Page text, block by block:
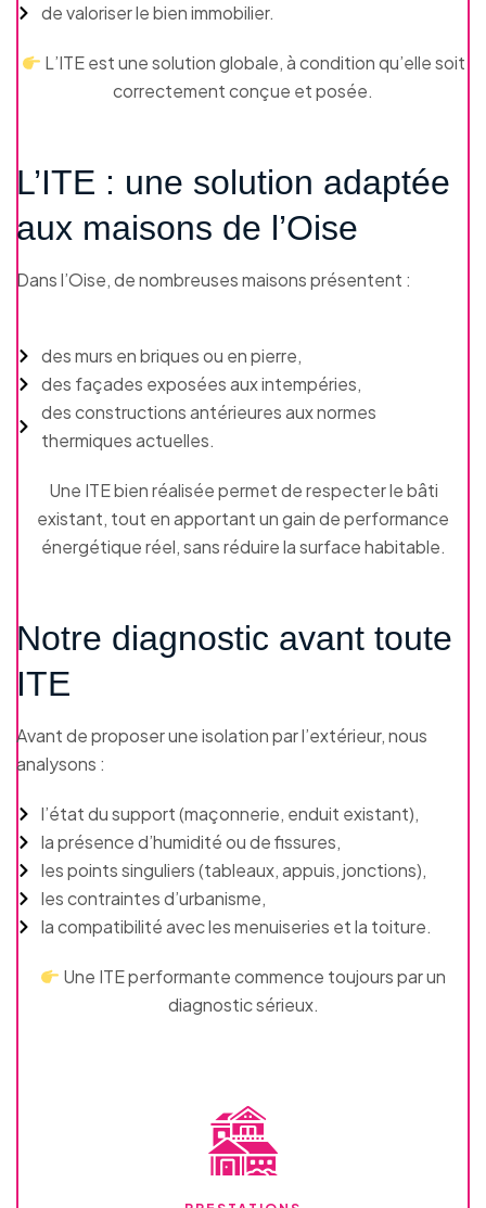
de valoriser le bien immobilier.
L’ITE est une solution globale, à condition qu’elle soit
correctement conçue et posée.
L’ITE : une solution adaptée
aux maisons de l’Oise
Dans l’Oise, de nombreuses maisons présentent :
des murs en briques ou en pierre,
des façades exposées aux intempéries,
des constructions antérieures aux normes
thermiques actuelles.
Une ITE bien réalisée permet de respecter le bâti
existant, tout en apportant un gain de performance
énergétique réel, sans réduire la surface habitable.
Notre diagnostic avant toute
ITE
Avant de proposer une isolation par l’extérieur, nous
analysons :
l’état du support (maçonnerie, enduit existant),
la présence d’humidité ou de fissures,
les points singuliers (tableaux, appuis, jonctions),
les contraintes d’urbanisme,
la compatibilité avec les menuiseries et la toiture.
Une ITE performante commence toujours par un
diagnostic sérieux.